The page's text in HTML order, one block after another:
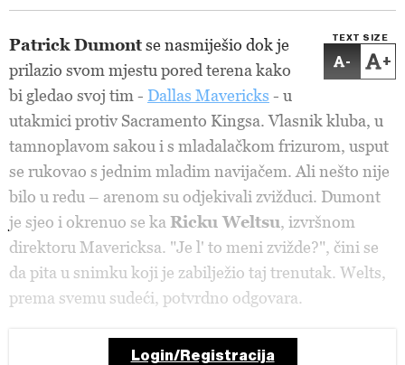
TEXT SIZE
- +
Patrick Dumontse nasmiješio dok je
prilazio svom mjestu pored terena kako
bi gledao svoj tim - Dallas Mavericks - u
utakmici protiv Sacramento Kingsa. Vlasnik kluba, u
tamnoplavom sakou i s mladalačkom frizurom, usput
se rukovao s jednim mladim navijačem. Ali nešto nije
bilo u redu – arenom su odjekivali zvižduci. Dumont
je sjeo i okrenuo se ka Ricku Weltsu, izvršnom
direktoru Mavericksa. "Je l' to meni zvižde?", čini se
da pita u snimku koji je zabilježio taj trenutak. Welts,
prema svemu sudeći, potvrdno odgovara.
Login/Registracija